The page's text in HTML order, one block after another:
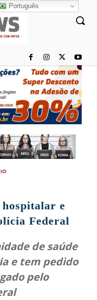
e
Federal
de saúde
e tem pedido
pelo
Português